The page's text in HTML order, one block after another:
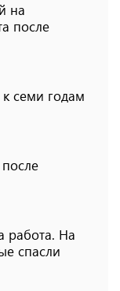
на
после
семи годам
работа. На
спасли